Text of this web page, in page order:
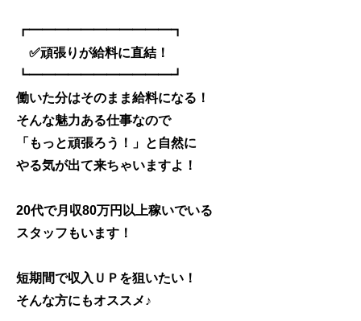
┏━━━━━━━━━━━┓
✅頑張りが給料に直結！
┗━━━━━━━━━━━┛
働いた分はそのまま給料になる！
そんな魅力ある仕事なので
「もっと頑張ろう！」と自然に
やる気が出て来ちゃいますよ！
20代で月収80万円以上稼いでいる
スタッフもいます！
短期間で収入ＵＰを狙いたい！
そんな方にもオススメ♪